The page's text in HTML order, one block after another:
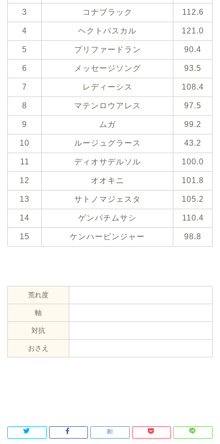
3 コナブラック 112.6
4 ヘクトパスカル 121.0
5 プリファードラン 90.4
6 メッセージソング 93.5
7 レディーシス 108.4
8 マテンロウアレス 97.5
9 ムガ 99.2
10 ルージュグラース 43.2
11 ディオサデルソル 100.0
12 オオキニ 101.8
13 サトノマジェスタ 105.2
14 ゲンパチムサシ 110.4
15 ケンハービンジャー 98.8
荒れ度
軸
対抗
おさえ